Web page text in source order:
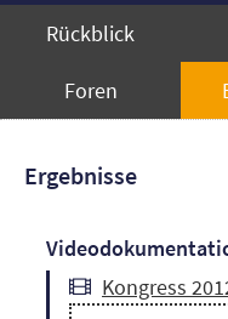
Rückblick
Foren
Ergebnisse
Kongress